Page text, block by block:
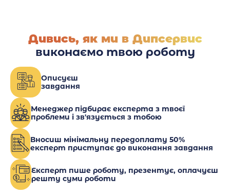
Дивись, як ми в Дипсервис
виконаємо твою роботу
Описуєш
завдання
Менеджер підбирає експерта з твоєї
проблеми і зв'язується з тобою
Вносиш мінімальну передоплату 50%
експерт приступає до виконання завдання
Експерт пише роботу, презентує, оплачуєш
решту суми роботи